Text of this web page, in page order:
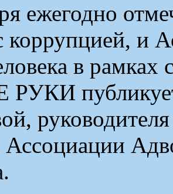
ежегодно
коррупцией, и
в рамках